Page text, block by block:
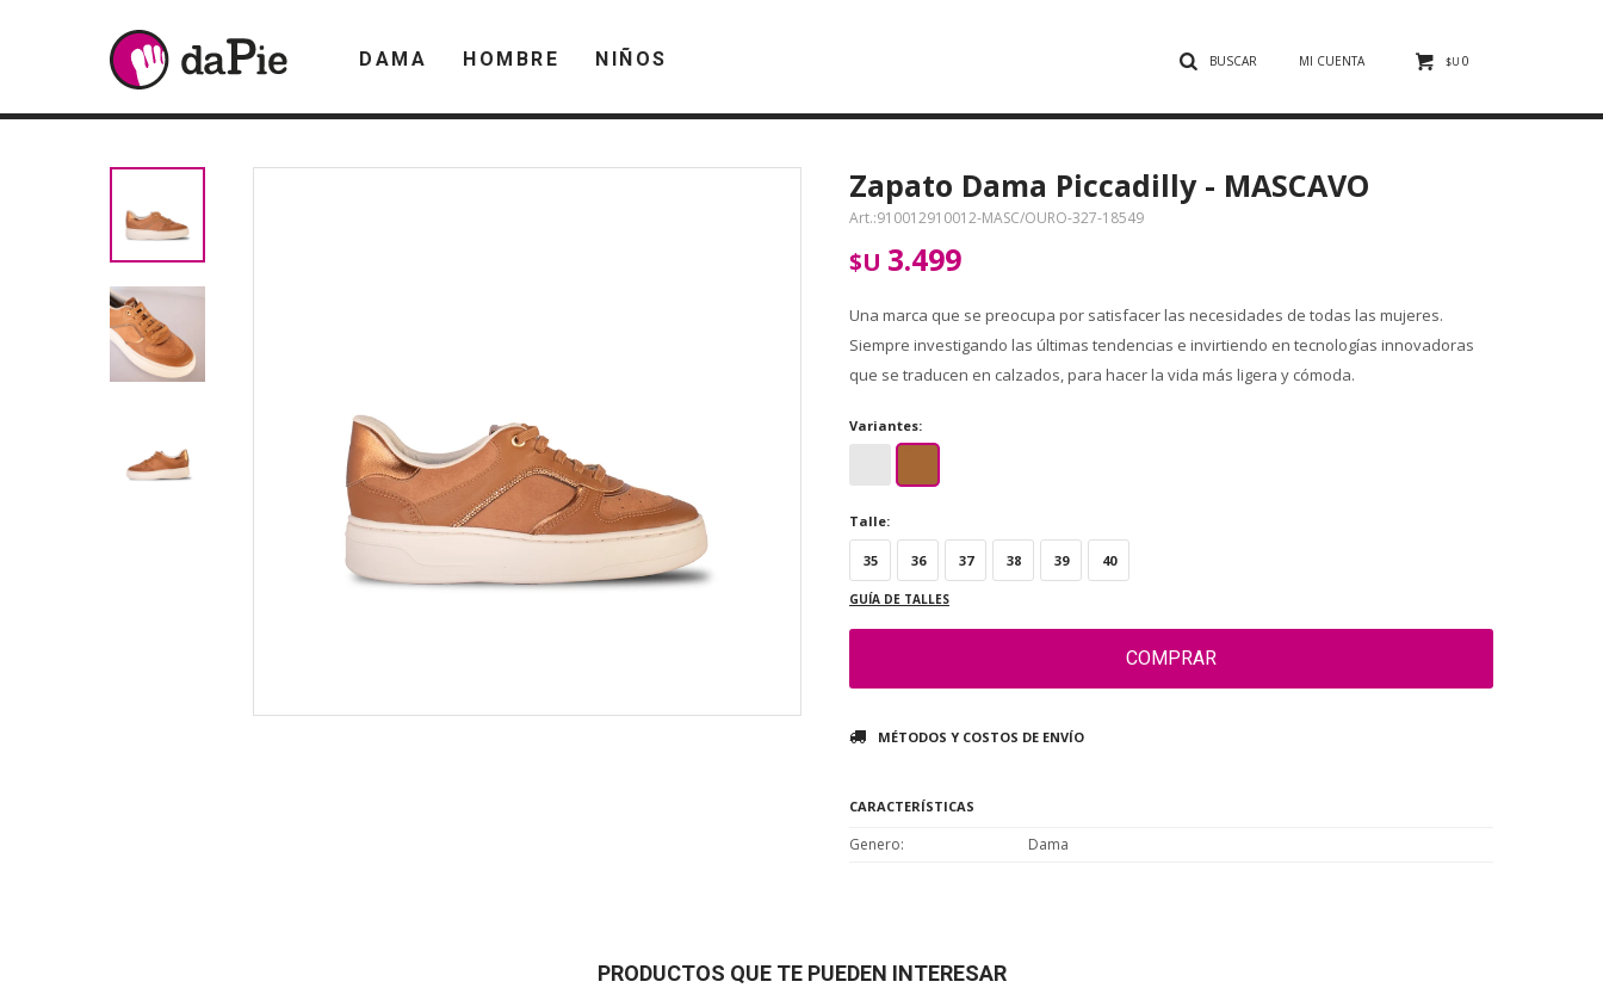
DAMA HOMBRE NIÑOS $U 0
Zapato Dama Piccadilly - MASCAVO
910012910012-MASC/OURO-327-18549
$U 3.499
Una marca que se preocupa por satisfacer las necesidades de todas las mujeres.
Siempre investigando las últimas tendencias e invirtiendo en tecnologías innovadoras
que se traducen en calzados, para hacer la vida más ligera y cómoda.
Variantes:
Talle:
35 36 37 38 39 40
GUÍA DE TALLES
COMPRAR
MÉTODOS Y COSTOS DE ENVÍO
CARACTERÍSTICAS
Genero Dama
PRODUCTOS QUE TE PUEDEN INTERESAR